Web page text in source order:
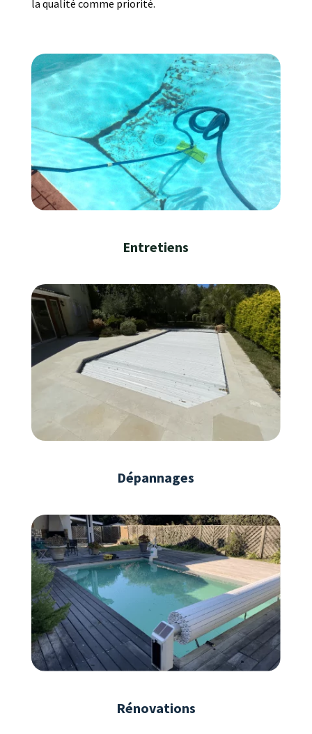
la qualité comme priorité.
Entretiens
Dépannages
Rénovations